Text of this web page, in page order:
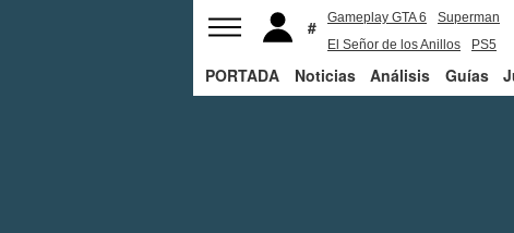
Gameplay GTA 6
Superman
El Señor de los Anillos
PS5
PORTADA Noticias Análisis Guías